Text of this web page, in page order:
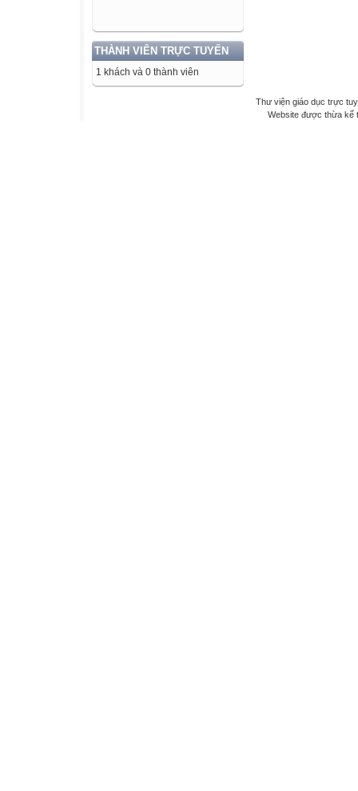
THÀNH VIÊN TRỰC TUYẾN
1 khách và 0 thành viên
Thư viện giáo dục trực
Website được thừa kế